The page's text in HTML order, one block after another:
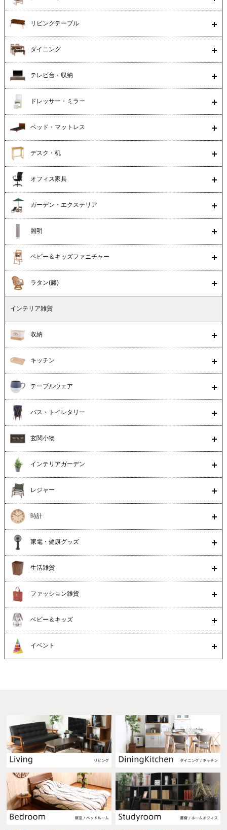
リビングテーブル
ダイニング
テレビ台・収納
ドレッサー・ミラー
ベッド・マットレス
デスク・机
オフィス家具
ガーデン・エクステリア
照明
ベビー＆キッズファニチャー
ラタン(籐)
インテリア雑貨
収納
キッチン
テーブルウェア
バス・トイレタリー
玄関小物
インテリアガーデン
レジャー
時計
家電・健康グッズ
生活雑貨
ファッション雑貨
ベビー＆キッズ
イベント